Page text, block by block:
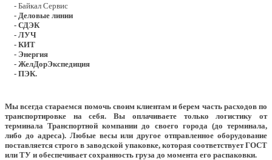
- Байкал Сервис
- Деловые линии
- СДЭК
- ЛУЧ
- КИТ
- Энергия
- ЖелДорЭкспедиция
- ПЭК.
Мы всегда стараемся помочь своим клиентам и берем часть расходов по
транспортировке на себя. Вы оплачиваете только логистику от
терминала Транспортной компании до своего города (до терминала,
либо до адреса). Любые весы или другое отправленное оборудование
поставляется строго в заводской упаковке, которая соответствует ГОСТ
или ТУ и обеспечивает сохранность груза до момента его распаковки.